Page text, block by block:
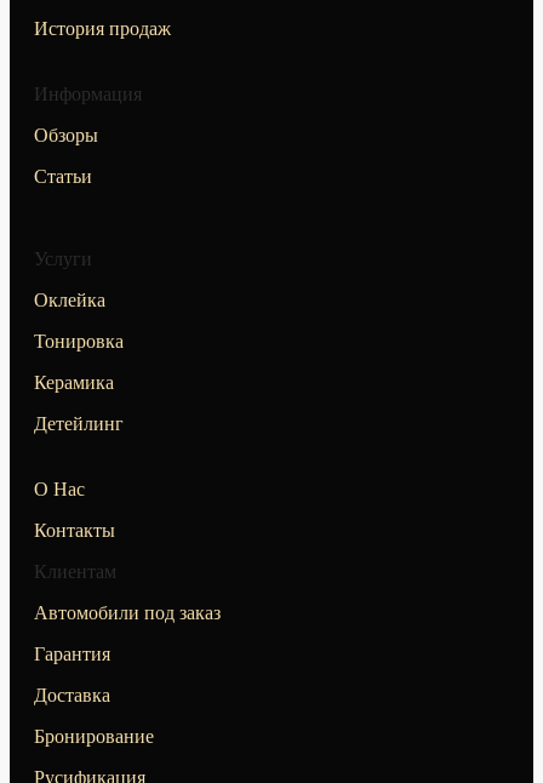
История продаж
Информация
Обзоры
Статьи
Услуги
Оклейка
Тонировка
Керамика
Детейлинг
О Нас
Контакты
Клиентам
Автомобили под заказ
Гарантия
Доставка
Бронирование
Русификация